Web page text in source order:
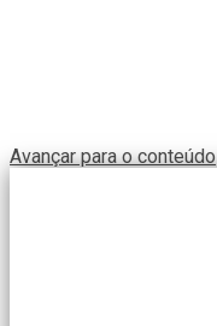
Avançar para o conteúdo